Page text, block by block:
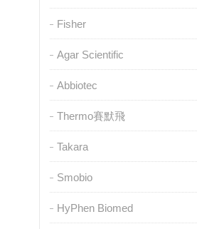
Fisher
Agar Scientific
Abbiotec
Thermo賽默飛
Takara
Smobio
HyPhen Biomed